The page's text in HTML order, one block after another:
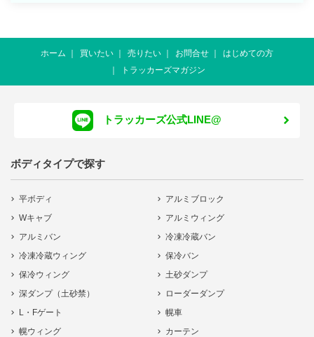
ホーム 買いたい 売りたい お問合せ
はじめての方
トラッカーズマガジン
トラッカーズ公式LINE@
ボディタイプで探す
平ボディ
アルミブロック
Wキャブ
アルミウィング
アルミバン
冷凍冷蔵バン
冷凍冷蔵ウィング
保冷バン
保冷ウィング
土砂ダンプ
深ダンプ（土砂禁）
ローダーダンプ
L・Fゲート
幌車
幌ウィング
カーテン